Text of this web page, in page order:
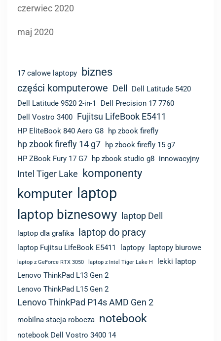
17 calowe laptopy
Dell Vostro 3400
Fujitsu LifeBook E5411
HP EliteBook 840 Aero G8 hp zbook firefly
hp zbook firefly 14 g7
hp zbook firefly 15 g7
HP ZBook Fury 17 G7
hp zbook studio g8 innowacyjny
Intel Tiger Lake komponenty
komputer laptop
laptop biznesowy laptop Dell
laptop dla grafika laptop do pracy
laptop Fujitsu LifeBook E5411
laptop z GeForce RTX 3050 laptop z Intel Tiger Lake H
lekki laptop
Lenovo ThinkPad L13 Gen 2
Lenovo ThinkPad L15 Gen 2
Lenovo ThinkPad P14s AMD Gen 2
mobilna stacja robocza notebook
notebook Dell Vostro 3400 14
notebook Fujitsu LifeBook E5411 notebook hp zbook
optymalizacja laptopa podzespoły
specyfikacja Dell Vostro 3400